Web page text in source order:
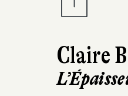
Claire